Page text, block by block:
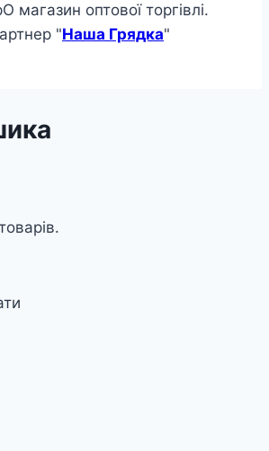
оптової торгівлі.
"Наша Грядка"